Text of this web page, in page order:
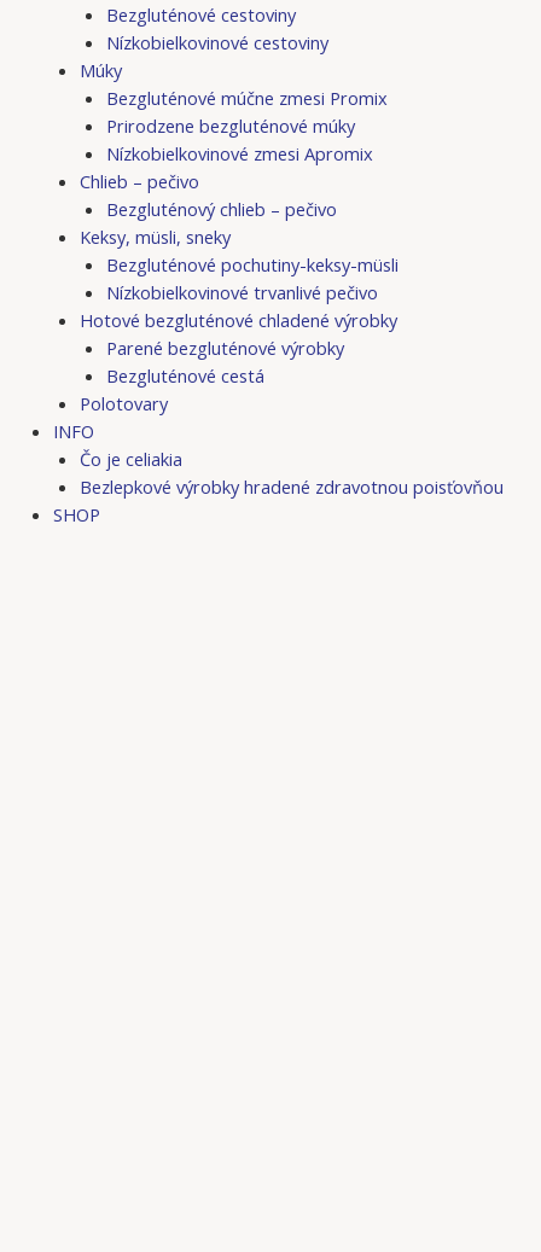
Bezgluténové cestoviny
Nízkobielkovinové cestoviny
Múky
Bezgluténové múčne zmesi Promix
Prirodzene bezgluténové múky
Nízkobielkovinové zmesi Apromix
Chlieb – pečivo
Bezgluténový chlieb – pečivo
Keksy, müsli, sneky
Bezgluténové pochutiny-keksy-müsli
Nízkobielkovinové trvanlivé pečivo
Hotové bezgluténové chladené výrobky
Parené bezgluténové výrobky
Bezgluténové cestá
Polotovary
INFO
Čo je celiakia
Bezlepkové výrobky hradené zdravotnou poisťovňou
SHOP